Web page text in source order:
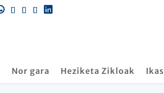
Nor gara Heziketa Zikloak